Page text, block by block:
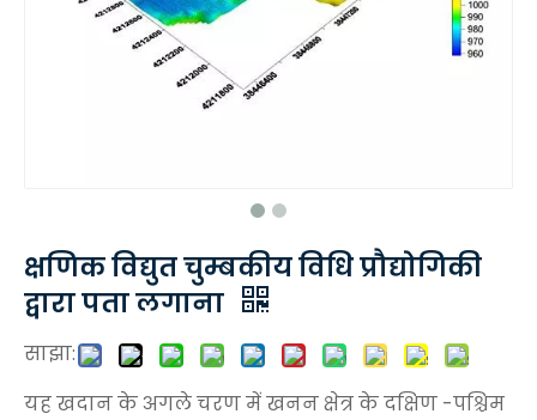
क्षणिक विद्युत चुम्बकीय विधि प्रौद्योगिकी
द्वारा पता लगाना
साझा:
यह खदान के अगले चरण में खनन क्षेत्र के दक्षिण -पश्चिम